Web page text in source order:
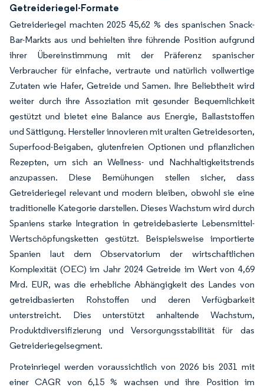
Getreideriegel-Formate
Getreideriegel machten 2025 45,62 % des spanischen Snack-
Bar-Markts aus und behielten ihre führende Position aufgrund
ihrer Übereinstimmung mit der Präferenz spanischer
Verbraucher für einfache, vertraute und natürlich vollwertige
Zutaten wie Hafer, Getreide und Samen. Ihre Beliebtheit wird
weiter durch ihre Assoziation mit gesunder Bequemlichkeit
gestützt und bietet eine Balance aus Energie, Ballaststoffen
und Sättigung. Hersteller innovieren mit uralten Getreidesorten,
Superfood-Beigaben, glutenfreien Optionen und pflanzlichen
Rezepten, um sich an Wellness- und Nachhaltigkeitstrends
anzupassen. Diese Bemühungen stellen sicher, dass
Getreideriegel relevant und modern bleiben, obwohl sie eine
traditionelle Kategorie darstellen. Dieses Wachstum wird durch
Spaniens starke Integration in getreidebasierte Lebensmittel-
Wertschöpfungsketten gestützt. Beispielsweise importierte
Spanien laut dem Observatorium der wirtschaftlichen
Komplexität (OEC) im Jahr 2024 Getreide im Wert von 4,69
Mrd. EUR, was die erhebliche Abhängigkeit des Landes von
getreidbasierten Rohstoffen und deren Verfügbarkeit
unterstreicht. Dies unterstützt anhaltende Wachstum,
Produktdiversifizierung und Versorgungsstabilität für das
Getreideriegelsegment.
Proteinriegel werden voraussichtlich von 2026 bis 2031 mit
einer CAGR von 6,15 % wachsen und ihre Position im